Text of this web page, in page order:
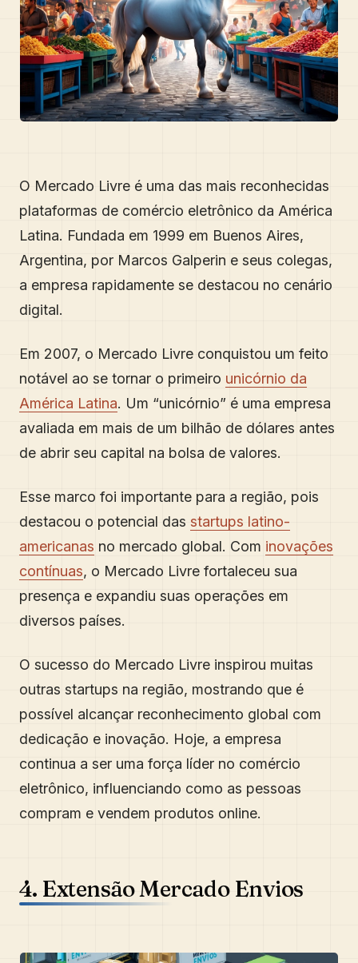
O Mercado Livre é uma das mais reconhecidas
plataformas de comércio eletrônico da América
Latina. Fundada em 1999 em Buenos Aires,
Argentina, por Marcos Galperin e seus colegas,
a empresa rapidamente se destacou no cenário
digital.
Em 2007, o Mercado Livre conquistou um feito
notável ao se tornar o primeiro unicórnio da
América Latina. Um “unicórnio” é uma empresa
avaliada em mais de um bilhão de dólares antes
de abrir seu capital na bolsa de valores.
Esse marco foi importante para a região, pois
destacou o potencial das startups latino-
americanas no mercado global. Com inovações
contínuas, o Mercado Livre fortaleceu sua
presença e expandiu suas operações em
diversos países.
O sucesso do Mercado Livre inspirou muitas
outras startups na região, mostrando que é
possível alcançar reconhecimento global com
dedicação e inovação. Hoje, a empresa
continua a ser uma força líder no comércio
eletrônico, influenciando como as pessoas
compram e vendem produtos online.
4. Extensão Mercado Envios